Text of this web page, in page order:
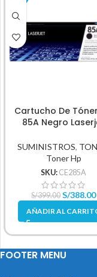
Cartucho De
85A Negro
SUMINISTROS,
Toner Hp
SKU: CE285A
S/399.00 S/388.00
AÑADIR AL
FOOTER MENU